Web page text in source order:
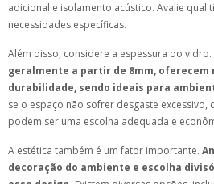
adicional e isolamento acústico. Avalie qual
necessidades específicas.
Além disso, considere a espessura do vidro.
geralmente a partir de 8mm,
durabilidade, sendo ideais para
se o espaço não sofrer desgaste
podem ser uma escolha adequada e
A estética também é um fator importante.
decoração do ambiente e escolha